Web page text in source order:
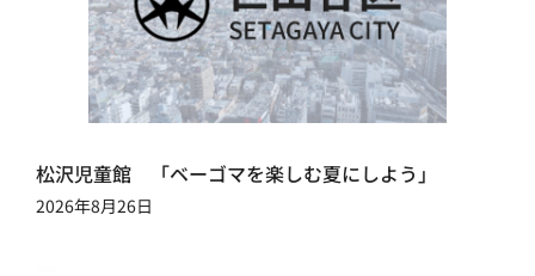
松沢児童館 「ベーゴマを楽しむ夏にしよう」
2026年8月26日